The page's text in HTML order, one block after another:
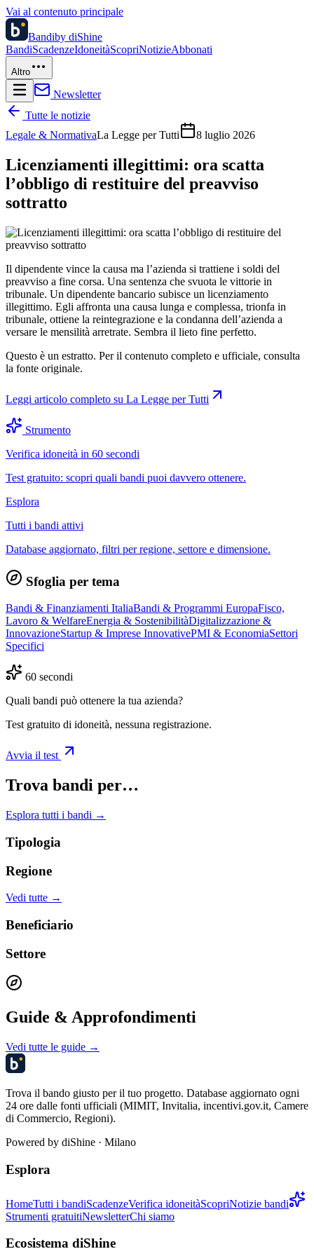
Vai al contenuto principale
Bandiby diShine
BandiScadenzeIdoneitàScopriNotizieAbbonati
Altro
Newsletter
Tutte le notizie
Legale & NormativaLa Legge per Tutti 8 luglio 2026
Licenziamenti illegittimi: ora scatta
l’obbligo di restituire del preavviso
sottratto
Il dipendente vince la causa ma l’azienda si trattiene i soldi del
preavviso a fine corsa. Una sentenza che svuota le vittorie in
tribunale. Un dipendente bancario subisce un licenziamento
illegittimo. Egli affronta una causa lunga e complessa, trionfa in
tribunale, ottiene la reintegrazione e la condanna dell’azienda a
versare le mensilità arretrate. Sembra il lieto fine perfetto.
Questo è un estratto. Per il contenuto completo e ufficiale, consulta
la fonte originale.
Leggi articolo completo su La Legge per Tutti
Strumento
Verifica idoneità in 60 secondi
Test gratuito: scopri quali bandi puoi davvero ottenere.
Esplora
Tutti i bandi attivi
Database aggiornato, filtri per regione, settore e dimensione.
Sfoglia per tema
Bandi & Finanziamenti ItaliaBandi & Programmi EuropaFisco,
Lavoro & WelfareEnergia & SostenibilitàDigitalizzazione &
InnovazioneStartup & Imprese InnovativePMI & EconomiaSettori
Specifici
60 secondi
Quali bandi può ottenere la tua azienda?
Test gratuito di idoneità, nessuna registrazione.
Avvia il test
Trova bandi per…
Esplora tutti i bandi →
Tipologia
Regione
Vedi tutte →
Beneficiario
Settore
Guide & Approfondimenti
Vedi tutte le guide →
Trova il bando giusto per il tuo progetto. Database aggiornato ogni
24 ore dalle fonti ufficiali (MIMIT, Invitalia, incentivi.gov.it, Camere
di Commercio, Regioni).
Powered by diShine · Milano
Esplora
HomeTutti i bandiScadenzeVerifica idoneitàScopriNotizie bandi
Strumenti gratuitiNewsletterChi siamo
Ecosistema diShine